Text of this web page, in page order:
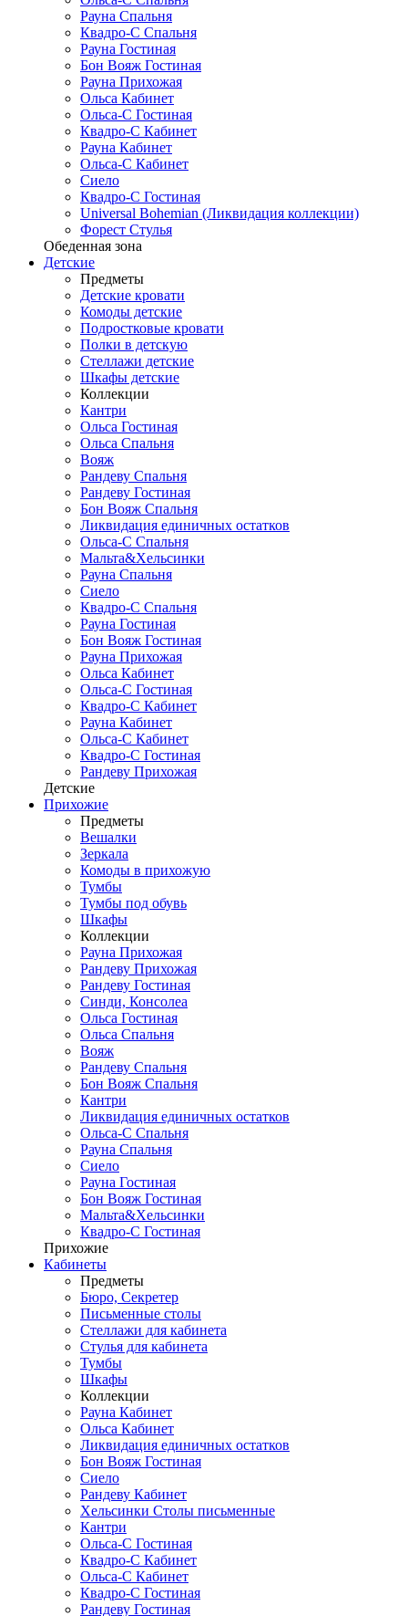
Рауна Спальня
Квадро-С Спальня
Рауна Гостиная
Бон Вояж Гостиная
Рауна Прихожая
Ольса Кабинет
Ольса-С Гостиная
Квадро-С Кабинет
Рауна Кабинет
Ольса-С Кабинет
Сиело
Квадро-С Гостиная
Universal Bohemian (Ликвидация коллекции)
Форест Стулья
Обеденная зона
Детские
Предметы
Детские кровати
Комоды детские
Подростковые кровати
Полки в детскую
Стеллажи детские
Шкафы детские
Коллекции
Кантри
Ольса Гостиная
Ольса Спальня
Вояж
Рандеву Спальня
Рандеву Гостиная
Бон Вояж Спальня
Ликвидация единичных остатков
Ольса-С Спальня
Мальта&Хельсинки
Рауна Спальня
Сиело
Квадро-С Спальня
Рауна Гостиная
Бон Вояж Гостиная
Рауна Прихожая
Ольса Кабинет
Ольса-С Гостиная
Квадро-С Кабинет
Рауна Кабинет
Ольса-С Кабинет
Квадро-С Гостиная
Рандеву Прихожая
Детские
Прихожие
Предметы
Вешалки
Зеркала
Комоды в прихожую
Тумбы
Тумбы под обувь
Шкафы
Коллекции
Рауна Прихожая
Рандеву Прихожая
Рандеву Гостиная
Синди, Консолеа
Ольса Гостиная
Ольса Спальня
Вояж
Рандеву Спальня
Бон Вояж Спальня
Кантри
Ликвидация единичных остатков
Ольса-С Спальня
Рауна Спальня
Сиело
Рауна Гостиная
Бон Вояж Гостиная
Мальта&Хельсинки
Квадро-С Гостиная
Прихожие
Кабинеты
Предметы
Бюро, Секретер
Письменные столы
Стеллажи для кабинета
Стулья для кабинета
Тумбы
Шкафы
Коллекции
Рауна Кабинет
Ольса Кабинет
Ликвидация единичных остатков
Бон Вояж Гостиная
Сиело
Рандеву Кабинет
Хельсинки Столы письменные
Кантри
Ольса-С Гостиная
Квадро-С Кабинет
Ольса-С Кабинет
Квадро-С Гостиная
Рандеву Гостиная